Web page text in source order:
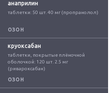
анаприлин
таблетки: 50 шт. 40 мг (пропранолол)
ОЗОН
круоксабан
таблетки, покрытые плёночной
оболочкой: 120 шт. 2.5 мг
(ривароксабан)
ОЗОН